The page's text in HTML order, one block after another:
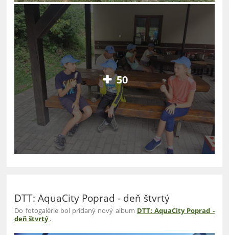
50
DTT: AquaCity Poprad - deň štvrtý
Do fotogalérie bol pridaný nový album DTT: AquaCity Poprad -
deň štvrtý.